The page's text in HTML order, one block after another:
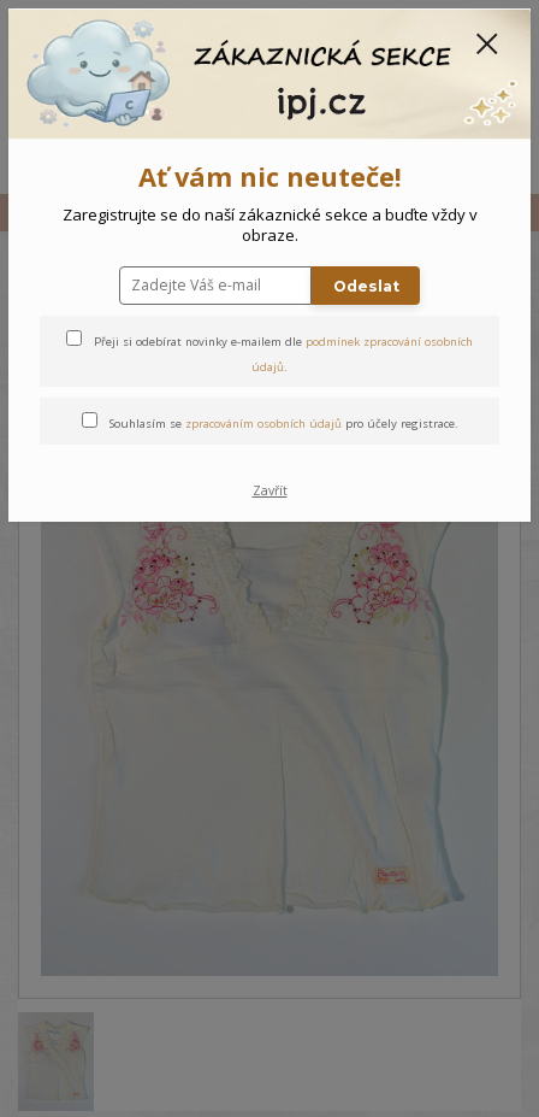
Vše Dětské tílko Květiny
Dětské tílko Květiny
Ať vám nic neuteče!
Zaregistrujte se do naší zákaznické sekce a buďte vždy v
obraze.
Odeslat
Přeji si odebírat novinky e-mailem dle podmínek zpracování osobních
údajů.
Souhlasím se zpracováním osobních údajů pro účely registrace.
Zavřít